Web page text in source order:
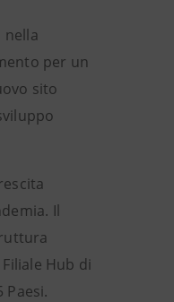
nella
per un
sito
Il
Hub di
Paesi.